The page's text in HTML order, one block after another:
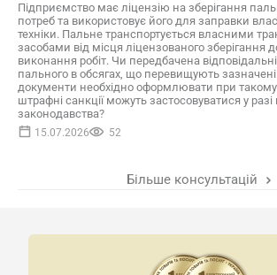
Підприємство має ліцензію на зберігання
потреб та використовує його для заправки
техніки. Пальне транспортується власними
засобами від місця ліцензованого зберігання
виконання робіт. Чи передбачена
пального в обсягах, що перевищують зазначені
документи необхідно оформлювати при такому
штрафні санкції можуть застосовуватися у
законодавства?
15.07.2026 52
Більше консультацій